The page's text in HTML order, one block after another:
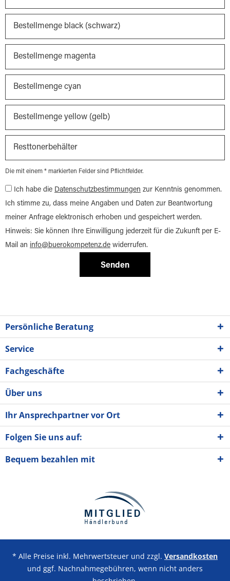
Die mit einem * markierten Felder sind Pflichtfelder.
Ich habe die Datenschutzbestimmungen zur Kenntnis genommen.
Ich stimme zu, dass meine Angaben und Daten zur Beantwortung
meiner Anfrage elektronisch erhoben und gespeichert werden.
Hinweis: Sie können Ihre Einwilligung jederzeit für die Zukunft per E-
Mail an info@buerokompetenz.de widerrufen.
Senden
Persönliche Beratung
Service
Fachgeschäfte
Über uns
Ihr Ansprechpartner vor Ort
Folgen Sie uns auf:
Bequem bezahlen mit
* Alle Preise inkl. Mehrwertsteuer und zzgl. Versandkosten
und ggf. Nachnahmegebühren, wenn nicht anders